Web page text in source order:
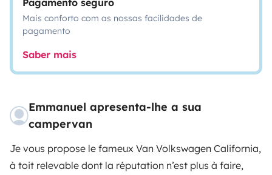
Pagamento seguro
Mais conforto com as nossas facilidades de
pagamento
Saber mais
Emmanuel apresenta-lhe a sua
campervan
Je vous propose le fameux Van Volkswagen California,
à toit relevable dont la réputation n’est plus à faire,